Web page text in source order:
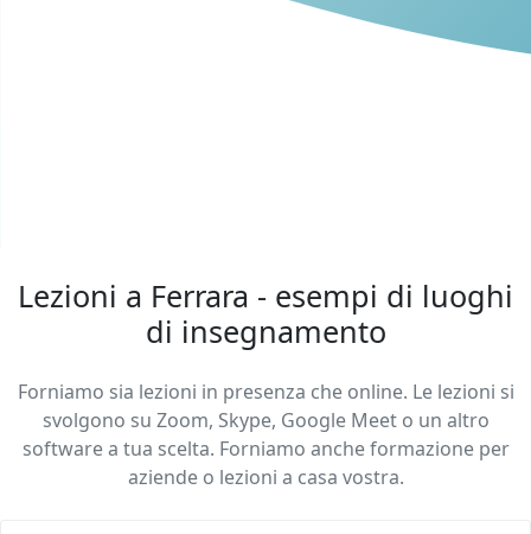
Lezioni a Ferrara - esempi di luoghi
di insegnamento
Forniamo sia lezioni in presenza che online. Le lezioni si
svolgono su Zoom, Skype, Google Meet o un altro
software a tua scelta. Forniamo anche formazione per
aziende o lezioni a casa vostra.